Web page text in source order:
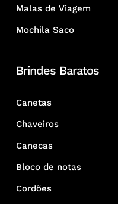
Malas de Viagem
Mochila Saco
Brindes Baratos
Canetas
Chaveiros
Canecas
Bloco de notas
Cordões